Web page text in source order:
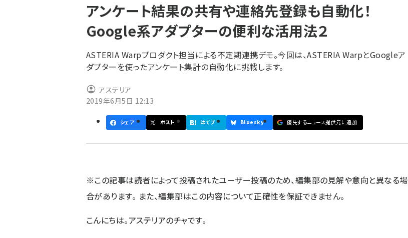
ン
く
ず
アンケート結果の共有や連絡先登録も自動化！
Google系アダプターの便利な活用法２
ASTERIA Warpプロダクト担当による不定期連携デモ。今回は、ASTERIA WarpとGoogleア
ダプターを使ったアンケート集計の自動化に挑戦します。
アステリア
2019年6月5日 12:13
シェア ポスト はてブ Bluesky 優先するニュース提供元に追加
※この記事は読者によって投稿されたユーザー投稿のため、編集部の見解や意向と異なる場
合があります。 また、編集部はこの内容について正確性を保証できません。
こんにちは。アステリアのチャです。